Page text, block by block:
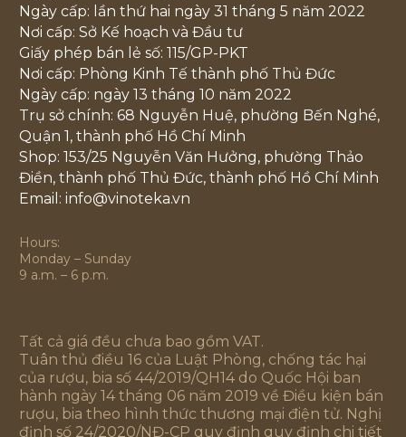
Ngày cấp: lần thứ hai ngày 31 tháng 5 năm 2022
Nơi cấp: Sở Kế hoạch và Đầu tư
Giấy phép bán lẻ số: 115/GP-PKT
Nơi cấp: Phòng Kinh Tế thành phố Thủ Đức
Ngày cấp: ngày 13 tháng 10 năm 2022
Trụ sở chính: 68 Nguyễn Huệ, phường Bến Nghé,
Quận 1, thành phố Hồ Chí Minh
Shop: 153/25 Nguyễn Văn Hưởng, phường Thảo
Điền, thành phố Thủ Đức, thành phố Hồ Chí Minh
Email: info@vinoteka.vn
Hours:
Monday – Sunday
9 a.m. – 6 p.m.
Tất cả giá đều chưa bao gồm VAT.
Tuân thủ điều 16 của Luật Phòng, chống tác hại
của rượu, bia số 44/2019/QH14 do Quốc Hội ban
hành ngày 14 tháng 06 năm 2019 về Điều kiện bán
rượu, bia theo hình thức thương mại điện tử. Nghị
định số 24/2020/NĐ-CP quy định quy định chi tiết